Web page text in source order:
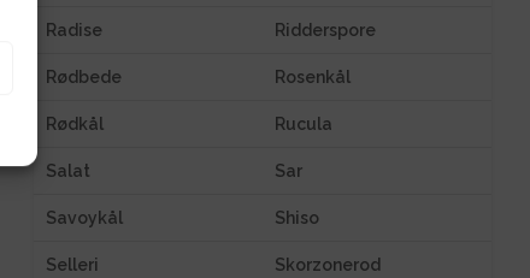
Radise Ridderspore
Rødbede Rosenkål
Rødkål Rucula
Salat Sar
Savoykål Shiso
Selleri Skorzonerod